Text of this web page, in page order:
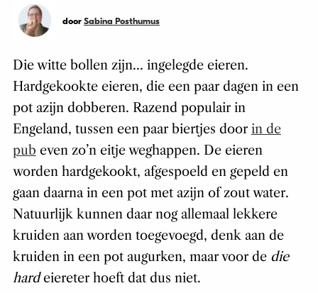
door Sabina Posthumus
Die witte bollen zijn… ingelegde eieren.
Hardgekookte eieren, die een paar dagen in een
pot azijn dobberen. Razend populair in
Engeland, tussen een paar biertjes doorin de
pub even zo’n eitje weghappen. De eieren
worden hardgekookt, afgespoeld en gepeld en
gaan daarna in een pot met azijn of zout water.
Natuurlijk kunnen daar nog allemaal lekkere
kruiden aan worden toegevoegd, denk aan de
kruiden in een pot augurken, maar voor de die
hardeiereter hoeft dat dus niet.